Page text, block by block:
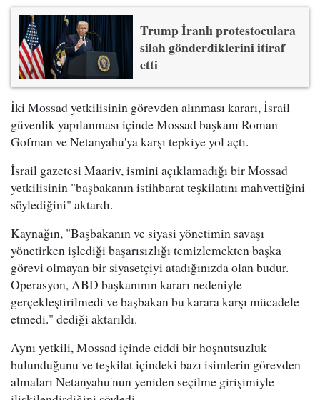
Trump İranlı protestoculara
silah gönderdiklerini itiraf
etti
İki Mossad yetkilisinin görevden alınması kararı, İsrail
güvenlik yapılanması içinde Mossad başkanı Roman
Gofman ve Netanyahu'ya karşı tepkiye yol açtı.
İsrail gazetesi Maariv, ismini açıklamadığı bir Mossad
yetkilisinin "başbakanın istihbarat teşkilatını mahvettiğini
söylediğini" aktardı.
Kaynağın, "Başbakanın ve siyasi yönetimin savaşı
yönetirken işlediği başarısızlığı temizlemekten başka
görevi olmayan bir siyasetçiyi atadığınızda olan budur.
Operasyon, ABD başkanının kararı nedeniyle
gerçekleştirilmedi ve başbakan bu karara karşı mücadele
etmedi." dediği aktarıldı.
Aynı yetkili, Mossad içinde ciddi bir hoşnutsuzluk
bulunduğunu ve teşkilat içindeki bazı isimlerin görevden
almaları Netanyahu'nun yeniden seçilme girişimiyle